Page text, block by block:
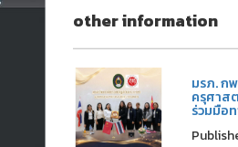
other information
มรภ. ก
ครุศาส
ร่วมมือ